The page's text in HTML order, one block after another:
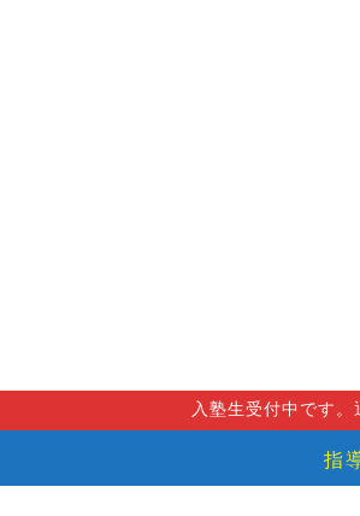
入塾生受付中です
指